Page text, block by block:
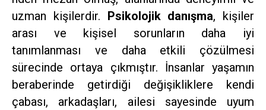
uzman kişilerdir. Psikolojik danışma, kişiler
arası ve kişisel sorunların daha iyi
tanımlanması ve daha etkili çözülmesi
sürecinde ortaya çıkmıştır. İnsanlar yaşamın
beraberinde getirdiği değişikliklere kendi
çabası, arkadaşları, ailesi sayesinde uyum